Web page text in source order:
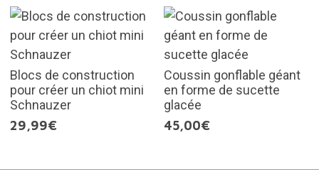
Blocs de construction
pour créer un chiot mini
Schnauzer
29,99€
Coussin gonflable géant
en forme de sucette
glacée
45,00€